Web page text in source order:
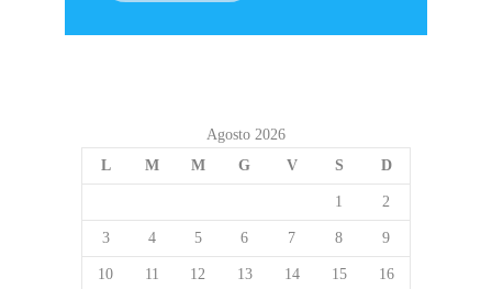
Agosto 2026
L
M M G V S D
1 2
3 4 5 6 7 8 9
10 11 12 13 14 15 16